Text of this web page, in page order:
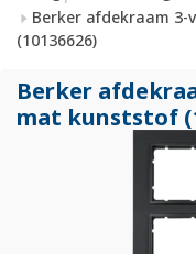
Berker afdekraam
(10136626)
Berker
mat kunststof